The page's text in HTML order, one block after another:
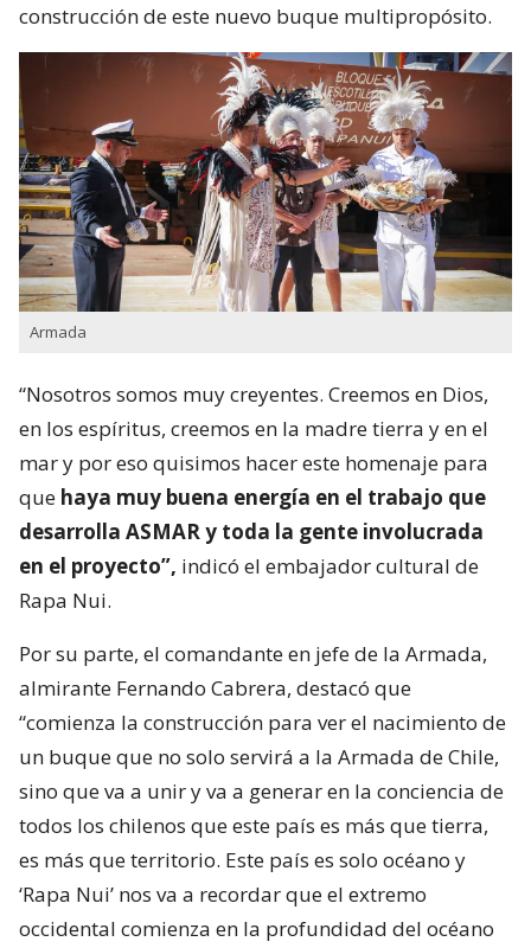
construcción de este nuevo buque multipropósito.
Armada
“Nosotros somos muy creyentes. Creemos en Dios,
en los espíritus, creemos en la madre tierra y en el
mar y por eso quisimos hacer este homenaje para
que haya muy buena energía en el trabajo que
desarrolla ASMAR y toda la gente involucrada
en el proyecto”, indicó el embajador cultural de
Rapa Nui.
Por su parte, el comandante en jefe de la Armada,
almirante Fernando Cabrera, destacó que
“comienza la construcción para ver el nacimiento de
un buque que no solo servirá a la Armada de Chile,
sino que va a unir y va a generar en la conciencia de
todos los chilenos que este país es más que tierra,
es más que territorio. Este país es solo océano y
‘Rapa Nui’ nos va a recordar que el extremo
occidental comienza en la profundidad del océano